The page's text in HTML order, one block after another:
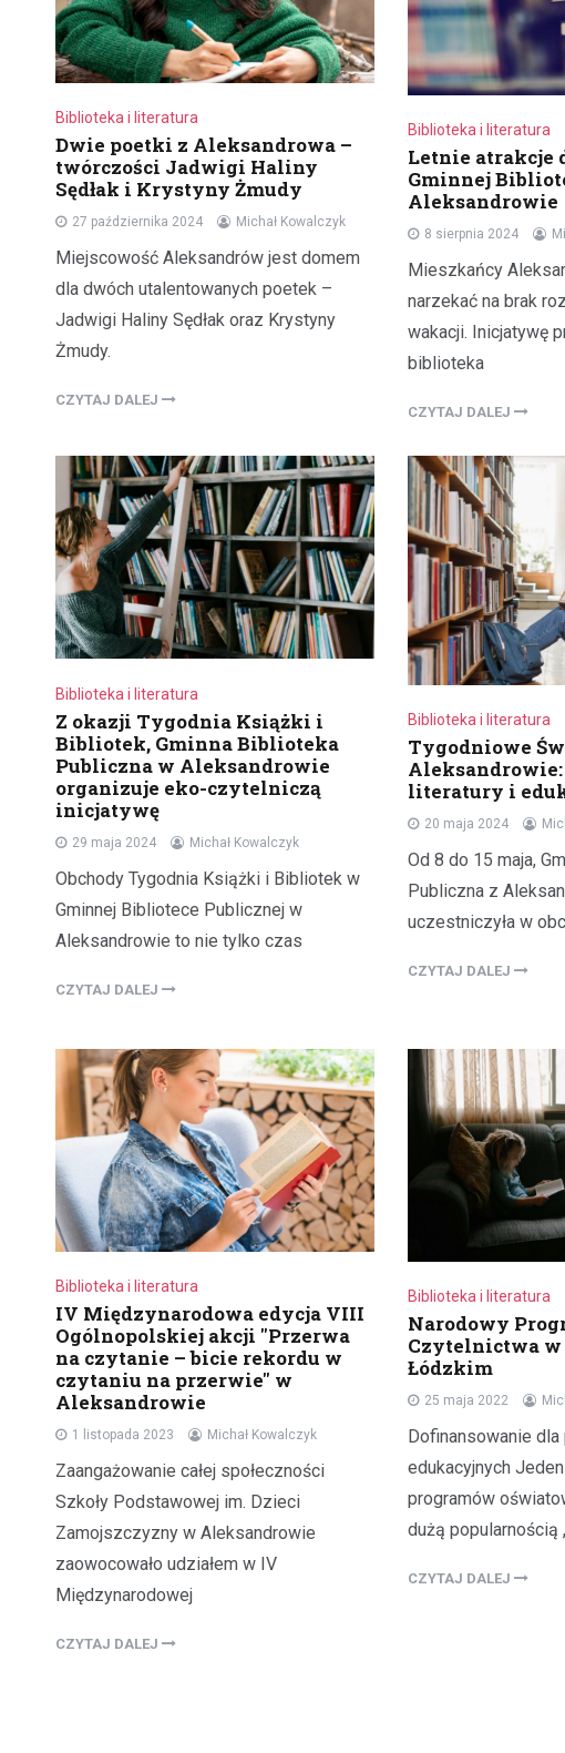
Biblioteka i literatura
Dwie poetki z Aleksandrowa –
twórczości Jadwigi Haliny
Sędłak i Krystyny Żmudy
27 października 2024 Michał Kowalczyk
Miejscowość Aleksandrów jest domem
dla dwóch utalentowanych poetek –
Jadwigi Haliny Sędłak oraz Krystyny
Żmudy.
CZYTAJ DALEJ
Biblioteka i literatura
Letnie atrakcje
Gminnej
Aleksandrowie
8 sierpnia 2024
Mieszkańcy
narzekać na brak
wakacji. Inicjatywę
biblioteka
CZYTAJ DALEJ
Biblioteka i literatura
Z okazji Tygodnia Książki i
Bibliotek, Gminna Biblioteka
Publiczna w Aleksandrowie
organizuje eko-czytelniczą
inicjatywę
29 maja 2024 Michał Kowalczyk
Obchody Tygodnia Książki i Bibliotek w
Gminnej Bibliotece Publicznej w
Aleksandrowie to nie tylko czas
CZYTAJ DALEJ
Biblioteka i literatura
Tygodniowe
literatury i
20 maja 2024
Od 8 do 15 maja,
Publiczna z
uczestniczyła w
CZYTAJ DALEJ
Biblioteka i literatura
IV Międzynarodowa edycja VIII
Ogólnopolskiej akcji "Przerwa
na czytanie – bicie rekordu w
czytaniu na przerwie" w
Aleksandrowie
1 listopada 2023 Michał Kowalczyk
Zaangażowanie całej społeczności
Szkoły Podstawowej im. Dzieci
Zamojszczyzny w Aleksandrowie
zaowocowało udziałem w IV
Międzynarodowej
CZYTAJ DALEJ
Biblioteka i literatura
Narodowy
Czytelnictwa
Łódzkim
25 maja 2022
Dofinansowanie
edukacyjnych
programów
dużą popularnością
CZYTAJ DALEJ